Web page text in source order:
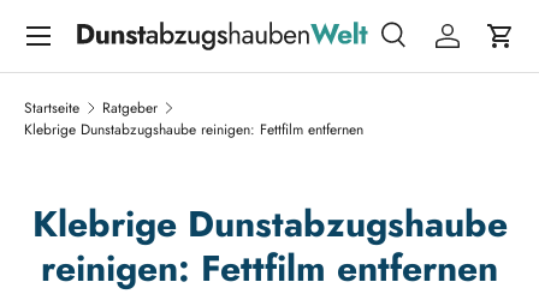
DIREKT ZUM INHALT
Suchen
SucheEinloggen
Menü
Startseite
Ratgeber
Klebrige Dunstabzugshaube reinigen: Fettfilm entfernen
Klebrige Dunstabzugshaube
reinigen: Fettfilm entfernen